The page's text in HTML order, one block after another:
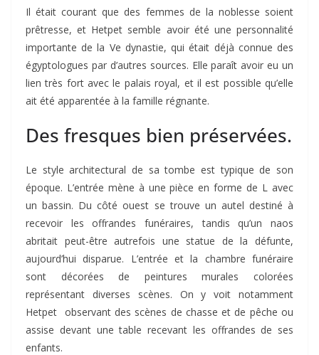
Il était courant que des femmes de la noblesse soient
prêtresse, et Hetpet semble avoir été une personnalité
importante de la Ve dynastie, qui était déjà connue des
égyptologues par d’autres sources. Elle paraît avoir eu un
lien très fort avec le palais royal, et il est possible qu’elle
ait été apparentée à la famille régnante.
Des fresques bien préservées.
Le style architectural de sa tombe est typique de son
époque. L’entrée mène à une pièce en forme de L avec
un bassin. Du côté ouest se trouve un autel destiné à
recevoir les offrandes funéraires, tandis qu’un naos
abritait peut-être autrefois une statue de la défunte,
aujourd’hui disparue. L’entrée et la chambre funéraire
sont décorées de peintures murales colorées
représentant diverses scènes. On y voit notamment
Hetpet observant des scènes de chasse et de pêche ou
assise devant une table recevant les offrandes de ses
enfants.